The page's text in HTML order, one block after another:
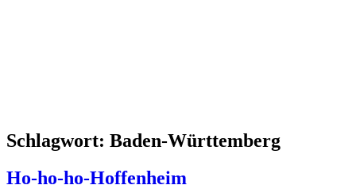
Schlagwort: Baden-Württemberg
Ho-ho-ho-Hoffenheim